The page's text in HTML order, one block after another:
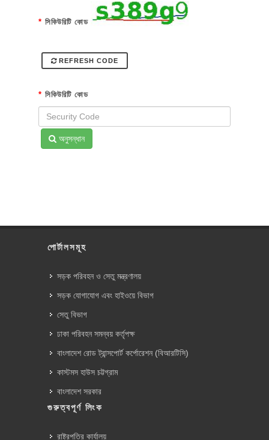
* সিকিউরিটি কোড
REFRESH CODE
* সিকিউরিটি কোড
অনুসন্ধান
পোর্টালসমূহ
সড়ক পরিবহন ও সেতু মন্ত্রণালয়
সড়ক যোগাযোগ এবং হাইওয়ে বিভাগ
সেতু বিভাগ
ঢাকা পরিবহন সমন্বয় কর্তৃপক্ষ
বাংলাদেশ রোড ট্রান্সপোর্ট কর্পোরেশন (বিআরটিসি)
কাস্টমস হাউস চট্টগ্রাম
বাংলাদেশ সরকার
গুরুত্বপূর্ণ লিংক
রাষ্ট্রপতির কার্যালয়